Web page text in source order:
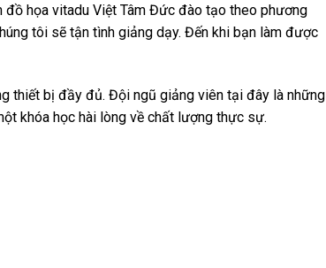
đồ họa vitadu Việt Tâm Đức đào tạo theo phương
tôi sẽ tận tình giảng dạy. Đến khi bạn làm được
thiết bị đầy đủ. Đội ngũ giảng viên tại đây là những
khóa học hài lòng về chất lượng thực sự.